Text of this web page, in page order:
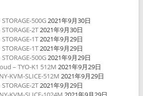
500G2021年9月30日
2T2021年9月30日
1T2021年9月29日
1T2021年9月29日
500G2021年9月29日
– TYO-K1 512M 2021年9月29日
KVM-SLICE-512M 2021年9月29日
2T2021年9月29日